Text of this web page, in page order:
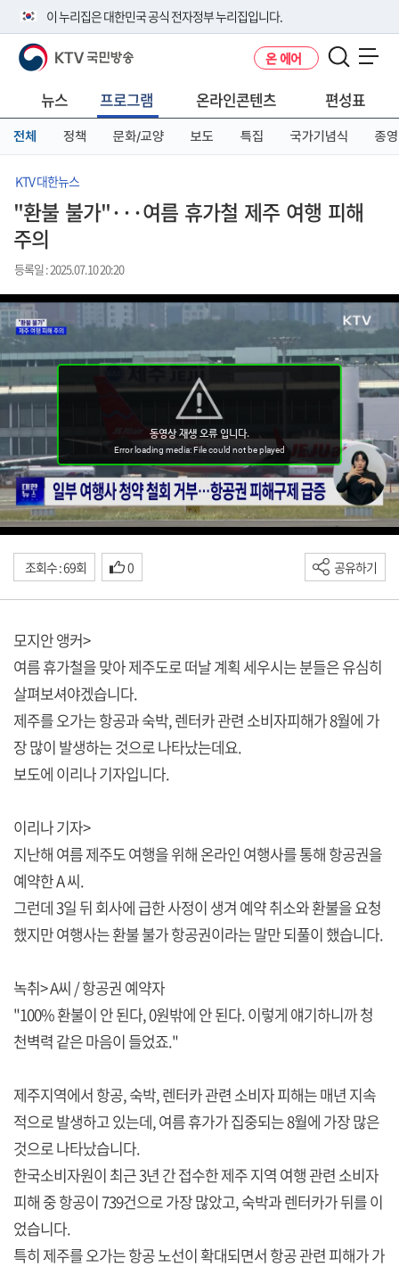
이 누리집은 대한민국 공식 전자정부 누리집입니다.
공식 누리집 주소 확인하기
니다.
이밖에 or.kr 또는 .kr등 다른 도메인 주소를 사용하고 있다면 아래 URL에
서 도메인 주소를 확인해 보세요
KTV 국민방송 온 에어
뉴스 프로그램 온라인콘텐츠 편성표
전체 정책 문화/교양 보도 특집 국가기념식 종영
KTV 대한뉴스
"환불 불가"···여름 휴가철 제주 여행 피해
주의
등록일 : 2025.07.10 20:20
조회수 : 69회 0 공유하기
모지안 앵커>
여름 휴가철을 맞아 제주도로 떠날 계획 세우시는 분들은 유심히
살펴보셔야겠습니다.
제주를 오가는 항공과 숙박, 렌터카 관련 소비자피해가 8월에 가
장 많이 발생하는 것으로 나타났는데요.
보도에 이리나 기자입니다.
이리나 기자>
지난해 여름 제주도 여행을 위해 온라인 여행사를 통해 항공권을
예약한 A 씨.
그런데 3일 뒤 회사에 급한 사정이 생겨 예약 취소와 환불을 요청
했지만 여행사는 환불 불가 항공권이라는 말만 되풀이 했습니다.
녹취> A씨 / 항공권 예약자
"100% 환불이 안 된다, 0원밖에 안 된다. 이렇게 얘기하니까 청
천벽력 같은 마음이 들었죠."
제주지역에서 항공, 숙박, 렌터카 관련 소비자 피해는 매년 지속
적으로 발생하고 있는데, 여름 휴가가 집중되는 8월에 가장 많은
것으로 나타났습니다.
한국소비자원이 최근 3년 간 접수한 제주 지역 여행 관련 소비자
피해 중 항공이 739건으로 가장 많았고, 숙박과 렌터카가 뒤를 이
었습니다.
특히 제주를 오가는 항공 노선이 확대되면서 항공 관련 피해가 가